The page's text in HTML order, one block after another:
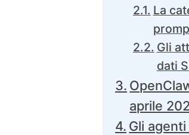
La
Gli
dati
aprile
Gli